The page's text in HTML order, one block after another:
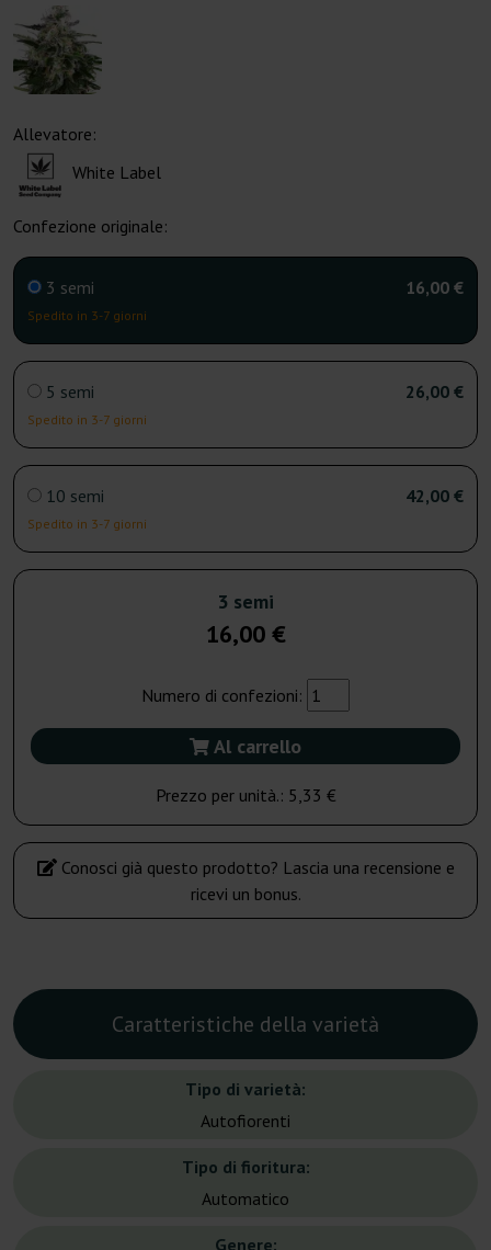
Allevatore:
White Label
Confezione originale:
3 semi
Spedito in 3-7 giorni
16,00 €
5 semi
Spedito in 3-7 giorni
26,00 €
10 semi
Spedito in 3-7 giorni
42,00 €
3 semi
16,00 €
Numero di confezioni:
Al carrello
Prezzo per unità.: 5,33 €
Conosci già questo prodotto? Lascia una recensione e
ricevi un bonus.
Caratteristiche della varietà
Tipo di varietà:
Autofiorenti
Tipo di fioritura:
Automatico
Genere: